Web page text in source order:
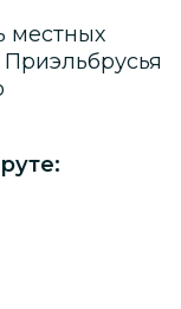
местных